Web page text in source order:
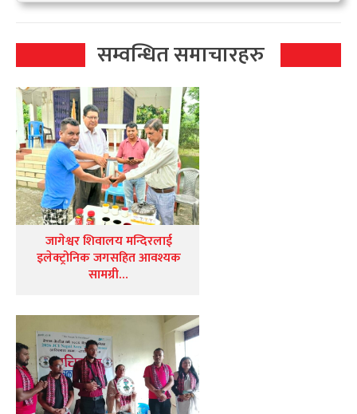
सम्वन्धित समाचारहरु
जागेश्वर शिवालय मन्दिरलाई
इलेक्ट्रोनिक जगसहित आवश्यक
सामग्री…